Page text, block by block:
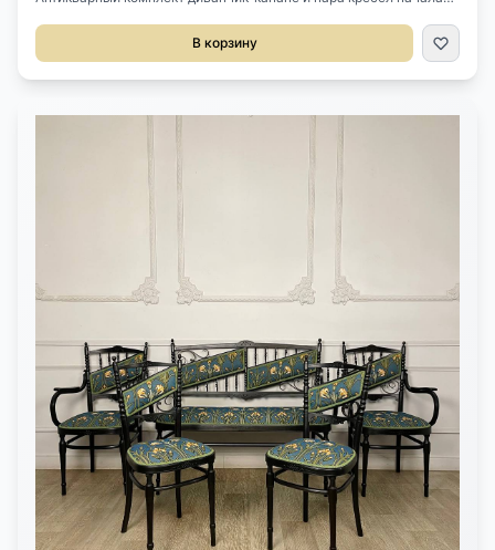
ротанга.Кресла довольно просторные.После профессиональной
реставрации.Размер диванчика 125х60х90h см.Размер кресел
В корзину